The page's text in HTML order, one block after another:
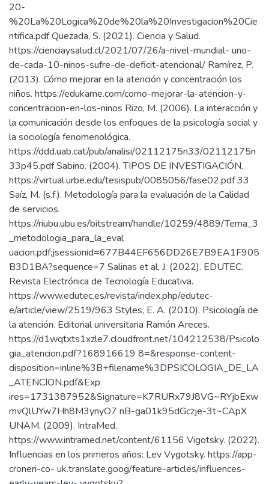
20-
%20La%20Logica%20de%20la%20Investigacion%20Cie
ntifica.pdf Quezada, S. (2021). Ciencia y Salud.
https://cienciaysalud.cl/2021/07/26/a-nivel-mundial- uno-
de-cada-10-ninos-sufre-de-deficit-atencional/ Ramírez, P.
(2013). Cómo mejorar en la atención y concentración los
niños. https://edukame.com/como-mejorar-la-atencion-y-
concentracion-en-los-ninos Rizo, M. (2006). La interacción y
la comunicación desde los enfoques de la psicología social y
la sociología fenomenológica.
https://ddd.uab.cat/pub/analisi/02112175n33/02112175n
33p45.pdf Sabino. (2004). TIPOS DE INVESTIGACIÓN.
https://virtual.urbe.edu/tesispub/0085056/fase02.pdf 33
Saíz, M. (s.f.). Metodología para la evaluación de la Calidad
de servicios.
https://riubu.ubu.es/bitstream/handle/10259/4889/Tema_3
_metodologia_para_la_eval
uacion.pdf;jsessionid=677B44EF656DD26E7B9EA1F905
B3D1BA?sequence=7 Salinas et al, J. (2022). EDUTEC.
Revista Electrónica de Tecnología Educativa.
https://www.edutec.es/revista/index.php/edutec-
e/article/view/2519/963 Styles, E. A. (2010). Psicología de
la atención. Editorial universitaria Ramón Areces.
https://d1wqtxts1xzle7.cloudfront.net/104212538/Psicolo
gia_atencion.pdf?168916619 8=&response-content-
disposition=inline%3B+filename%3DPSICOLOGIA_DE_LA
_ATENCION.pdf&Exp
ires=1731387952&Signature=K7RURx79J8VG~RYjbExw
mvQlUYw7Hh8M3ynyO7 nB-ga01k95dGczje-3t~CApX
UNAM. (2009). IntraMed.
https://www.intramed.net/content/61156 Vigotsky. (2022).
Influencias en los primeros años: Lev Vygotsky. https://app-
croneri-co- uk.translate.goog/feature-articles/influences-